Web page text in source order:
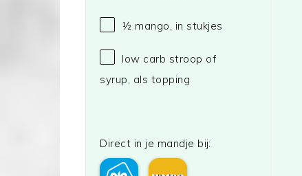
½ mango, in stukjes
low carb stroop of
syrup, als topping
Direct in je mandje bij: